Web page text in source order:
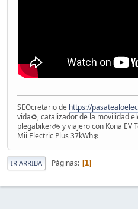
SEOcretario de https://
vida♻️, catalizador de la movilidad
plegabiker🚲 y viajero con Kona EV
Mii Electric Plus 37kWh❄️
IR ARRIBA Páginas 1